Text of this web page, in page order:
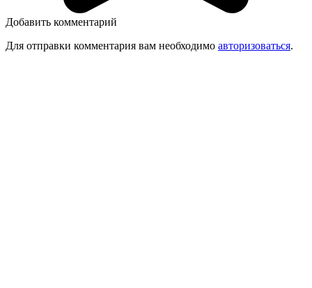
Добавить комментарий
Для отправки комментария вам необходимо авторизоваться.